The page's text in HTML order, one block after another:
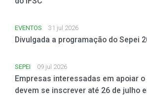
EVENTOS 31 jul 2026
Divulgada a programação do Sepei
SEPEI 09 jul 2026
Empresas interessadas em apoiar o
devem se inscrever até 26 de julho